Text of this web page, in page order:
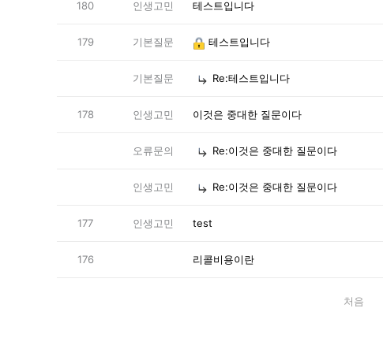
180 인생고민 테스트입니다
179 기본질문 테스트입니다
기본질문 Re:테스트입니다
178 인생고민 이것은 중대한 질문이다
오류문의 Re:이것은 중대한 질문이다
인생고민 Re:이것은 중대한 질문이다
177 인생고민 test
176 리콜비용이란
처음